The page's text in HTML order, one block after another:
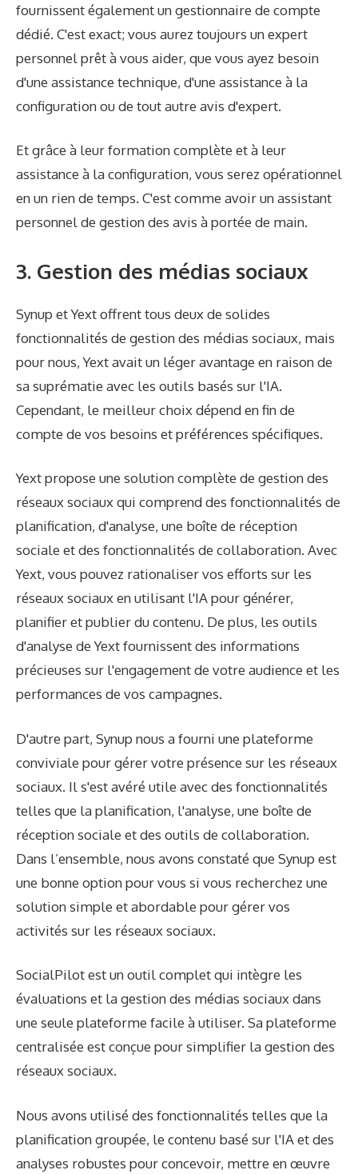
fournissent également un gestionnaire de compte
dédié. C'est exact; vous aurez toujours un expert
personnel prêt à vous aider, que vous ayez besoin
d'une assistance technique, d'une assistance à la
configuration ou de tout autre avis d'expert.
Et grâce à leur formation complète et à leur
assistance à la configuration, vous serez opérationnel
en un rien de temps. C'est comme avoir un assistant
personnel de gestion des avis à portée de main.
3. Gestion des médias sociaux
Synup et Yext offrent tous deux de solides
fonctionnalités de gestion des médias sociaux, mais
pour nous, Yext avait un léger avantage en raison de
sa suprématie avec les outils basés sur l'IA.
Cependant, le meilleur choix dépend en fin de
compte de vos besoins et préférences spécifiques.
Yext propose une solution complète de gestion des
réseaux sociaux qui comprend des fonctionnalités de
planification, d'analyse, une boîte de réception
sociale et des fonctionnalités de collaboration. Avec
Yext, vous pouvez rationaliser vos efforts sur les
réseaux sociaux en utilisant l'IA pour générer,
planifier et publier du contenu. De plus, les outils
d'analyse de Yext fournissent des informations
précieuses sur l'engagement de votre audience et les
performances de vos campagnes.
D'autre part, Synup nous a fourni une plateforme
conviviale pour gérer votre présence sur les réseaux
sociaux. Il s'est avéré utile avec des fonctionnalités
telles que la planification, l'analyse, une boîte de
réception sociale et des outils de collaboration.
Dans l’ensemble, nous avons constaté que Synup est
une bonne option pour vous si vous recherchez une
solution simple et abordable pour gérer vos
activités sur les réseaux sociaux.
SocialPilot est un outil complet qui intègre les
évaluations et la gestion des médias sociaux dans
une seule plateforme facile à utiliser. Sa plateforme
centralisée est conçue pour simplifier la gestion des
réseaux sociaux.
Nous avons utilisé des fonctionnalités telles que la
planification groupée, le contenu basé sur l'IA et des
analyses robustes pour concevoir, mettre en œuvre